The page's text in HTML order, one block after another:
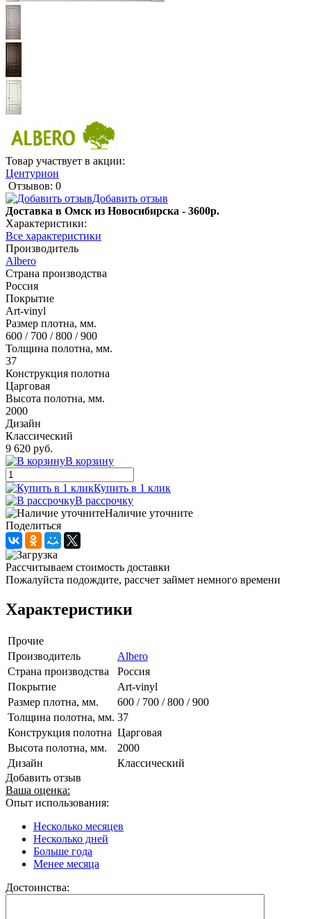
Товар участвует в акции:
Центурион
Отзывов: 0
Добавить отзыв
Доставка в Омск из Новосибирска - 3600р.
Характеристики:
Все характеристики
Производитель
Albero
Страна производства
Россия
Покрытие
Art-vinyl
Размер плотна, мм.
600 / 700 / 800 / 900
Толщина полотна, мм.
37
Конструкция полотна
Царговая
Высота полотна, мм.
2000
Дизайн
Классический
9 620 руб.
В корзину
Купить в 1 клик
В рассрочку
Наличие уточните
Поделиться
Рассчитываем стоимость доставки
Пожалуйста подождите, рассчет займет немного времени
Характеристики
Прочие
Производитель
Albero
Страна производства
Россия
Покрытие
Art-vinyl
Размер плотна, мм.
600 / 700 / 800 / 900
Толщина полотна, мм. 37
Конструкция полотна Царговая
Высота полотна, мм.
2000
Дизайн
Классический
Добавить отзыв
Ваша оценка:
Опыт использования:
Несколько месяцев
Несколько дней
Больше года
Менее месяца
Достоинства: